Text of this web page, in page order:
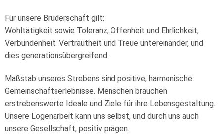
Für unsere Bruderschaft gilt:
Wohltätigkeit sowie Toleranz, Offenheit und Ehrlichkeit,
Verbundenheit, Vertrautheit und Treue untereinander, und
dies generationsübergreifend.
Maßstab unseres Strebens sind positive, harmonische
Gemeinschaftserlebnisse. Menschen brauchen
erstrebenswerte Ideale und Ziele für ihre Lebensgestaltung.
Unsere Logenarbeit kann uns selbst, und durch uns auch
unsere Gesellschaft, positiv prägen.